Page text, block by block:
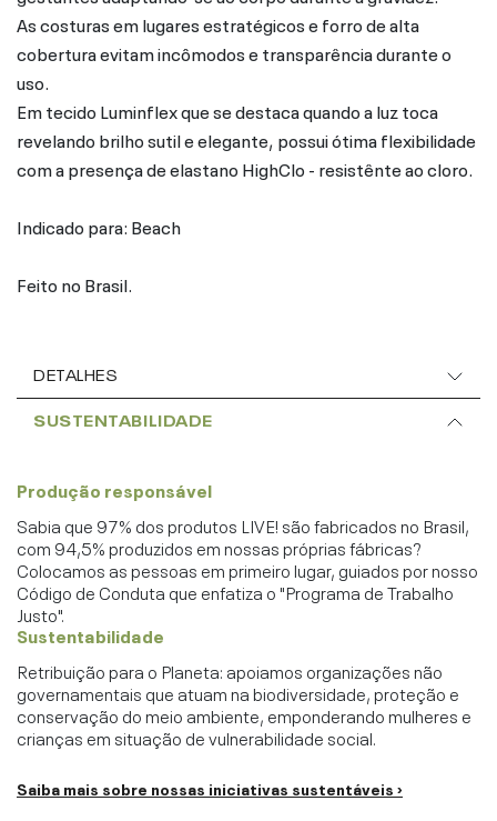
As costuras em lugares estratégicos e forro de alta
cobertura evitam incômodos e transparência durante o
uso.
Em tecido Luminflex que se destaca quando a luz toca
revelando brilho sutil e elegante, possui ótima flexibilidade
com a presença de elastano HighClo - resistênte ao cloro.
Indicado para: Beach
Feito no Brasil.
DETALHES
SUSTENTABILIDADE
Produção responsável
Sabia que 97% dos produtos LIVE! são fabricados no Brasil,
com 94,5% produzidos em nossas próprias fábricas?
Colocamos as pessoas em primeiro lugar, guiados por nosso
Código de Conduta que enfatiza o "Programa de Trabalho
Justo".
Sustentabilidade
Retribuição para o Planeta: apoiamos organizações não
governamentais que atuam na biodiversidade, proteção e
conservação do meio ambiente, emponderando mulheres e
crianças em situação de vulnerabilidade social.
Saiba mais sobre nossas iniciativas sustentáveis ›